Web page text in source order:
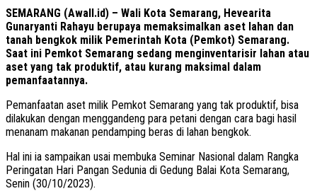
SEMARANG (Awall.id) – Wali Kota Semarang, Hevearita
Gunaryanti Rahayu berupaya memaksimalkan aset lahan dan
tanah bengkok milik Pemerintah Kota (Pemkot) Semarang.
Saat ini Pemkot Semarang sedang menginventarisir lahan atau
aset yang tak produktif, atau kurang maksimal dalam
pemanfaatannya.
Pemanfaatan aset milik Pemkot Semarang yang tak produktif, bisa
dilakukan dengan menggandeng para petani dengan cara bagi hasil
menanam makanan pendamping beras di lahan bengkok.
Hal ini ia sampaikan usai membuka Seminar Nasional dalam Rangka
Peringatan Hari Pangan Sedunia di Gedung Balai Kota Semarang,
Senin (30/10/2023).